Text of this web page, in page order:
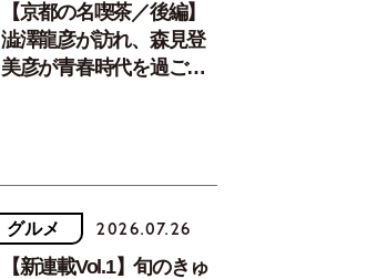
【京都の名喫茶／後編】
澁澤龍彦が訪れ、森見登
美彦が青春時代を過ごし
グルメ 2026.07.26
【新連載Vol.1】旬のきゅ